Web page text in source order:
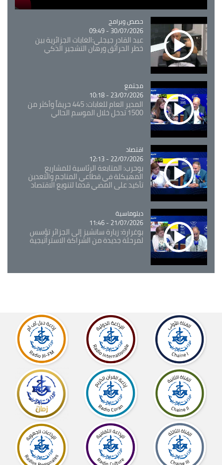
Catégorie
حصص وبرامج
30/07/2026 - 09:49
عبد القادر جيجلي:الغابات الجزائرية بين
خطر الحرائق ورهان التشجير الذكي
Catégorie
مجتمع
23/07/2026 - 10:18
المدير العام للغابات: 445 حريقاً وأكثر من
1500 تدخل خلال الموسم الحالي
Catégorie
اقتصاد
22/07/2026 - 12:13
بوحرب: المتابعة الرئاسية للمشاريع
المهيكلة في قطاعي المناجم والتعدين
تأكيد على المضي قدما لتنويع الاقتصاد
Catégorie
دبلوماسية
21/07/2026 - 11:46
بوغرارة: زيارة سانشيز إلى الجزائر تؤسس
لمرحلة جديدة من الشراكة الاستراتيجية